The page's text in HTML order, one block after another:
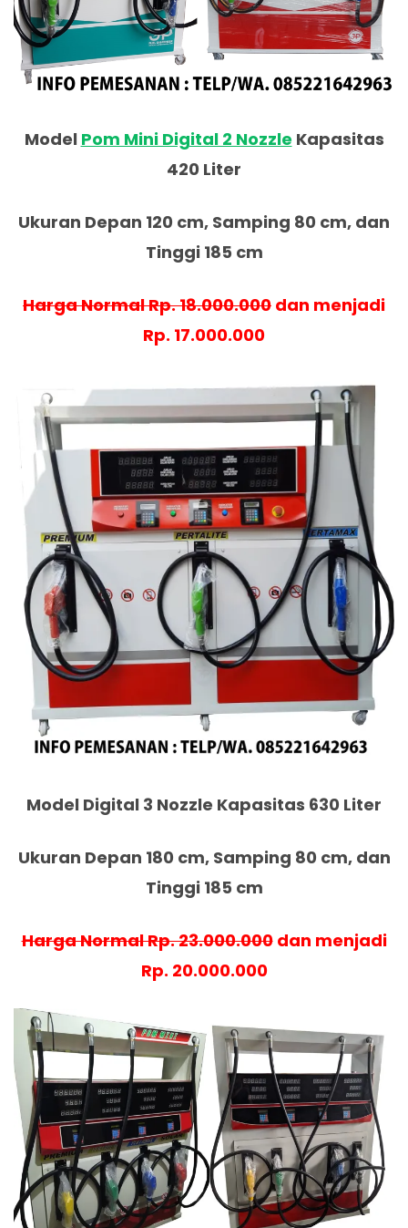
Model Pom Mini Digital 2 Nozzle Kapasitas
420 Liter
Ukuran Depan 120 cm, Samping 80 cm, dan
Tinggi 185 cm
Harga Normal Rp. 18.000.000 dan menjadi
Rp. 17.000.000
Model Digital 3 Nozzle Kapasitas 630 Liter
Ukuran Depan 180 cm, Samping 80 cm, dan
Tinggi 185 cm
Harga Normal Rp. 23.000.000dan menjadi
Rp. 20.000.000